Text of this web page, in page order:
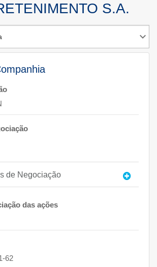
S.A.
de Negociação
das ações
62